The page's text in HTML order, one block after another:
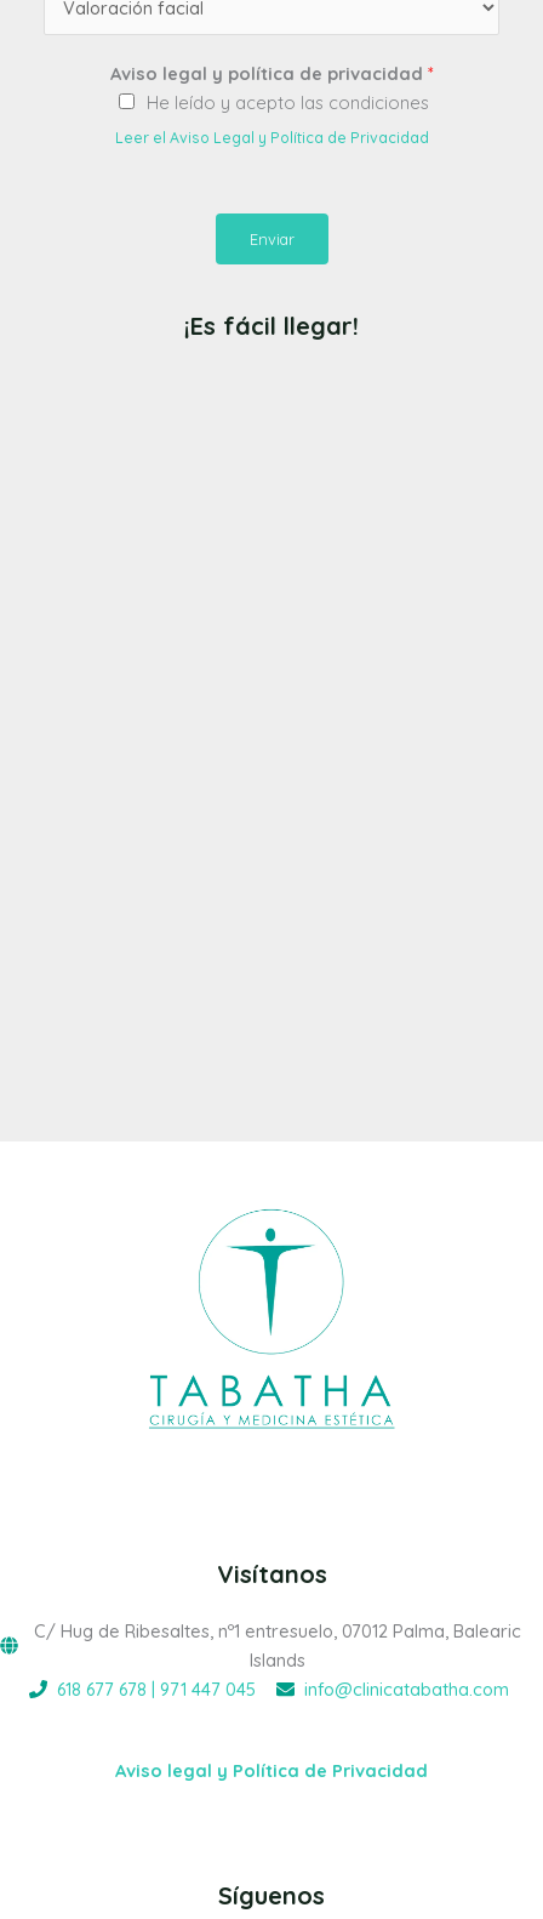
Aviso legal y política de privacidad *
He leído y acepto las condiciones
Leer el Aviso Legal y Política de Privacidad
Enviar
¡Es fácil llegar!
Visítanos
C/ Hug de Ribesaltes, nº1 entresuelo, 07012 Palma, Balearic
Islands
618 677 678 | 971 447 045
info@clinicatabatha.com
Aviso legal y Política de Privacidad
Síguenos